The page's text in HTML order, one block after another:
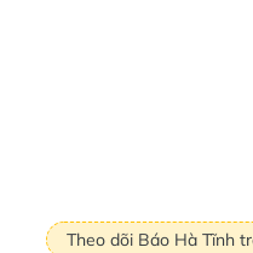
Theo dõi Báo Hà Tĩnh